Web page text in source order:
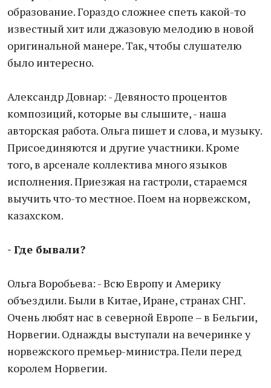
образование. Гораздо сложнее спеть какой-то
известный хит или джазовую мелодию в новой
оригинальной манере. Так, чтобы слушателю
было интересно.
Александр Довнар: - Девяносто процентов
композиций, которые вы слышите, - наша
авторская работа. Ольга пишет и слова, и музыку.
Присоединяются и другие участники. Кроме
того, в арсенале коллектива много языков
исполнения. Приезжая на гастроли, стараемся
выучить что-то местное. Поем на норвежском,
казахском.
- Где бывали?
Ольга Воробьева: - Всю Европу и Америку
объездили. Были в Китае, Иране, странах СНГ.
Очень любят нас в северной Европе – в Бельгии,
Норвегии. Однажды выступали на вечеринке у
норвежского премьер-министра. Пели перед
королем Норвегии.